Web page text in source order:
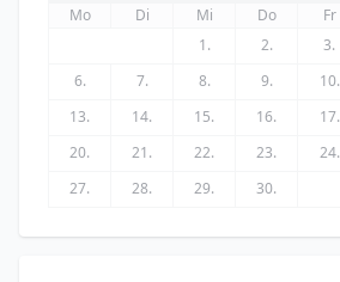
Mo
Di Mi Do Fr
1.
2. 3.
6.
7. 8. 9. 10.
13.
14. 15. 16. 17.
20.
21. 22. 23. 24.
27.
28. 29. 30.